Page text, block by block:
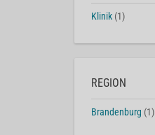
Klinik (1)
REGION
Brandenburg (1)